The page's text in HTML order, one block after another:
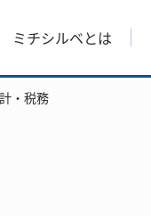
チシルベ
ミチシルベとは
・税務